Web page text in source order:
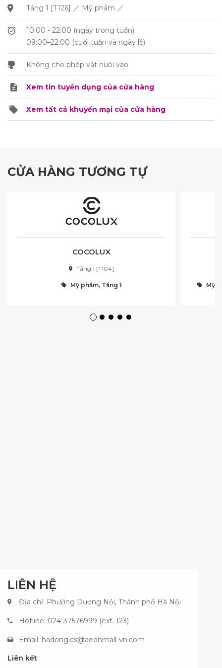
Tầng 1 [T126] ／ Mỹ phẩm ／
10:00 - 22:00 (ngày trong tuần)
09:00–22:00 (cuối tuần và ngày lễ)
Không cho phép vật nuôi vào
Xem tin tuyển dụng của cửa hàng
Xem tất cả khuyến mại của cửa hàng
CỬA HÀNG TƯƠNG TỰ
COCOLUX
Tầng 1 [T104]
Mỹ phẩm, Tầng 1 Mỹ
LIÊN HỆ
Địa chỉ: Phường Dương Nội, Thành phố Hà Nội
Hotline: 024-37576999 (ext. 123)
Email: hadong.cs@aeonmall-vn.com
Liên kết